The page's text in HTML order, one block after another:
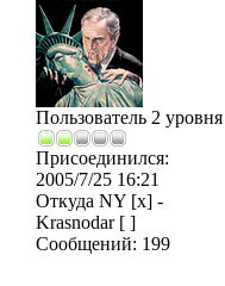
Пользователь 2 уровня
Присоединился:
2005/7/25 16:21
Откуда NY [x] -
Krasnodar [ ]
Сообщений: 199